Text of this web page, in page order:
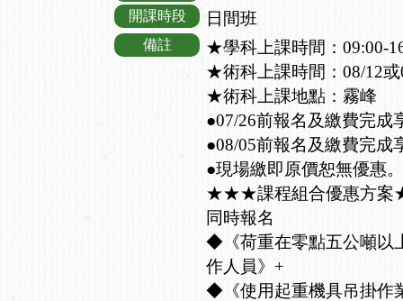
開課時段 日間班
備註
★學科上課時間：09:00-
★術科上課時間：08/12或
★術科上課地點：霧峰
●07/26前報名及繳費完成
●08/05前報名及繳費完成
●現場繳即原價恕無優惠。
★★★課程組合優惠方
同時報名
◆《荷重在零點五公噸以
作人員》+
◆《使用起重機具吊掛作